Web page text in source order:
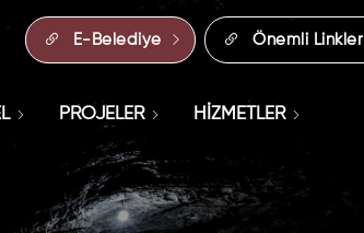
E-Belediye Önemli Linkler
PROJELER HİZMETLER